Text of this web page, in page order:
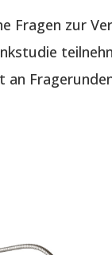
Fragen zur